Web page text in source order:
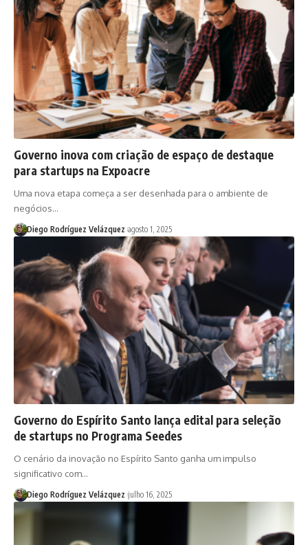
Governo inova com criação de espaço de destaque
para startups na Expoacre
Uma nova etapa começa a ser desenhada para o ambiente de
negócios…
Diego Rodríguez Velázquez agosto 1, 2025
Governo do Espírito Santo lança edital para seleção
de startups no Programa Seedes
O cenário da inovação no Espírito Santo ganha um impulso
significativo com…
Diego Rodríguez Velázquez julho 16, 2025